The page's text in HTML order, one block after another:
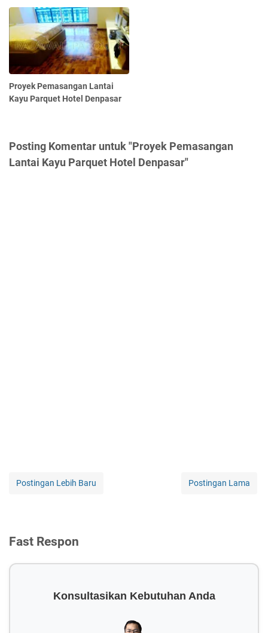
Proyek Pemasangan Lantai
Kayu Parquet Hotel Denpasar
Posting Komentar untuk "Proyek Pemasangan
Lantai Kayu Parquet Hotel Denpasar"
Postingan Lebih Baru Postingan Lama
Fast Respon
Konsultasikan Kebutuhan Anda